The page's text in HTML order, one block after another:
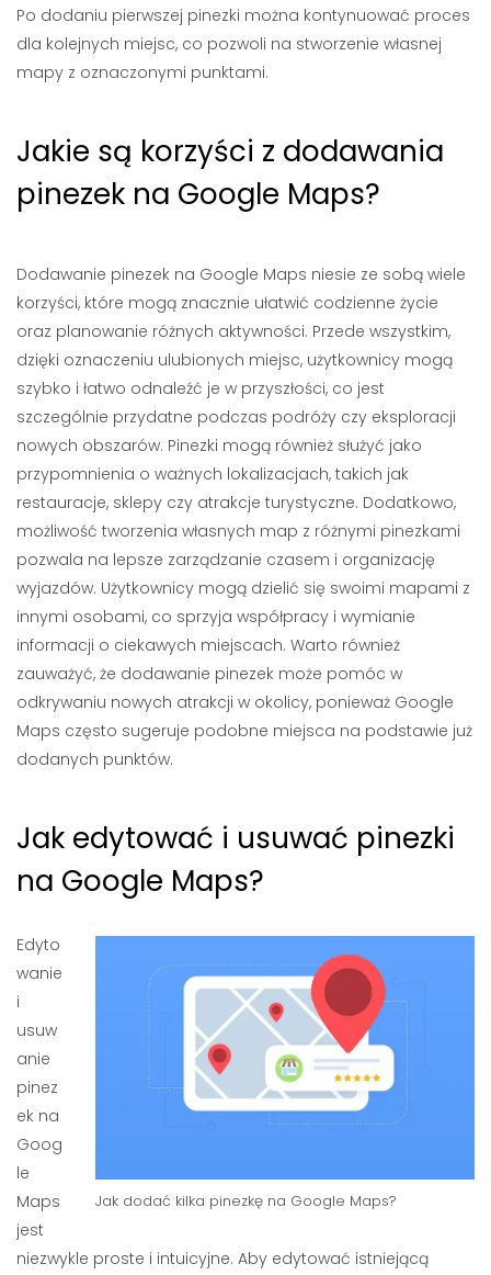
Po dodaniu pierwszej pinezki można kontynuować proces
dla kolejnych miejsc, co pozwoli na stworzenie własnej
mapy z oznaczonymi punktami.
Jakie są korzyści z dodawania
pinezek na Google Maps?
Dodawanie pinezek na Google Maps niesie ze sobą wiele
korzyści, które mogą znacznie ułatwić codzienne życie
oraz planowanie różnych aktywności. Przede wszystkim,
dzięki oznaczeniu ulubionych miejsc, użytkownicy mogą
szybko i łatwo odnaleźć je w przyszłości, co jest
szczególnie przydatne podczas podróży czy eksploracji
nowych obszarów. Pinezki mogą również służyć jako
przypomnienia o ważnych lokalizacjach, takich jak
restauracje, sklepy czy atrakcje turystyczne. Dodatkowo,
możliwość tworzenia własnych map z różnymi pinezkami
pozwala na lepsze zarządzanie czasem i organizację
wyjazdów. Użytkownicy mogą dzielić się swoimi mapami z
innymi osobami, co sprzyja współpracy i wymianie
informacji o ciekawych miejscach. Warto również
zauważyć, że dodawanie pinezek może pomóc w
odkrywaniu nowych atrakcji w okolicy, ponieważ Google
Maps często sugeruje podobne miejsca na podstawie już
dodanych punktów.
Jak edytować i usuwać pinezki
na Google Maps?
Jak dodać kilka pinezkę na Google Maps?
Edyto
wanie
i
usuw
anie
pinez
ek na
Goog
le
Maps
jest
niezwykle proste i intuicyjne. Aby edytować istniejącą